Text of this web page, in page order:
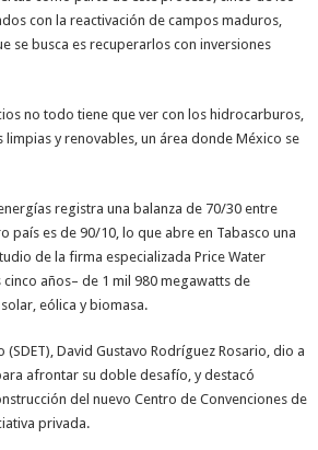
con la reactivación de campos maduros,
se busca es recuperarlos con inversiones
no todo tiene que ver con los hidrocarburos,
y renovables, un área donde México se
registra una balanza de 70/30 entre
país es de 90/10, lo que abre en Tabasco una
de la firma especializada Price Water
años– de 1 mil 980 megawatts de
eólica y biomasa.
David Gustavo Rodríguez Rosario, dio a
afrontar su doble desafío, y destacó
del nuevo Centro de Convenciones de
privada.